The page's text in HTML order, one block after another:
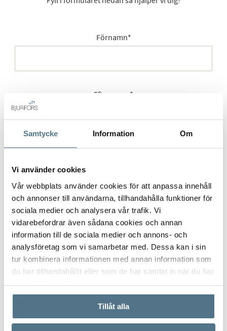
Samtycke Information Om
Vi använder cookies
Vår webbplats använder cookies för att anpassa innehåll
och annonser till användarna, tillhandahålla funktioner för
sociala medier och analysera vår trafik. Vi
vidarebefordrar även sådana cookies och annan
information till de sociala medier och annons- och
analysföretag som vi samarbetar med. Dessa kan i sin
tur kombinera informationen med annan information som
du har tillhandahållit eller som de har samlat in när du har
använt deras tjänster.
Tillåt alla
Förnamn*
Efternamn *
Mobilnummer*
E-post*
Gatuadress (Välj adress) *
Postort*